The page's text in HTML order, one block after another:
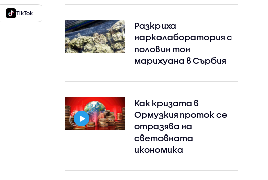
TikTok
Разкриха
нарколаборатория с
половин тон
марихуана в Сърбия
Как кризата в
Ормузкия проток се
отразява на
световната
икономика